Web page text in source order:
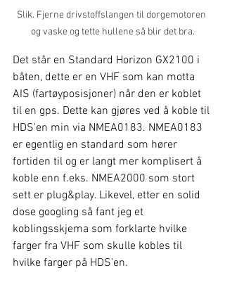
Slik. Fjerne drivstoffslangen til dorgemotoren
og vaske og tette hullene så blir det bra.
Det står en Standard Horizon GX2100 i
båten, dette er en VHF som kan motta
AIS (fartøyposisjoner) når den er koblet
til en gps. Dette kan gjøres ved å koble til
HDS'en min via NMEA0183. NMEA0183
er egentlig en standard som hører
fortiden til og er langt mer komplisert å
koble enn f.eks. NMEA2000 som stort
sett er plug&play. Likevel, etter en solid
dose googling så fant jeg et
koblingsskjema som forklarte hvilke
farger fra VHF som skulle kobles til
hvilke farger på HDS'en.